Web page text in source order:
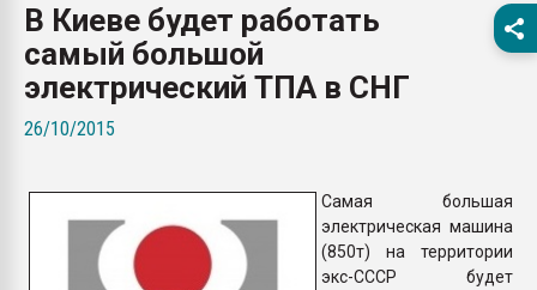
Материал поверхности
вакуумного
Продам отходы
поликарбоната и АБС-
В Киеве будет работать
самый большой
электрический ТПА в СНГ
26/10/2015
Самая большая
электрическая машина
(850т) на территории
экс-СССР будет